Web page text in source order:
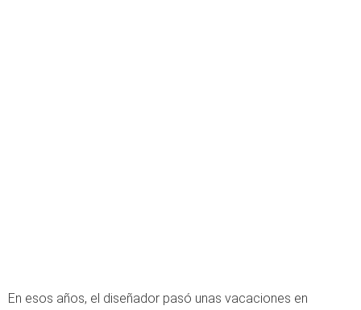
En esos años, el diseñador pasó unas vacaciones en